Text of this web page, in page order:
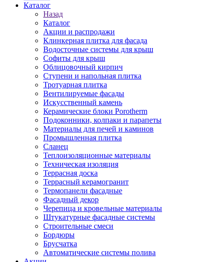
Каталог
Назад
Каталог
Акции и распродажи
Клинкерная плитка для фасада
Водосточные системы для крыш
Софиты для крыш
Облицовочный кирпич
Ступени и напольная плитка
Тротуарная плитка
Вентилируемые фасады
Искусственный камень
Керамические блоки Porotherm
Подоконники, колпаки и парапеты
Материалы для печей и каминов
Промышленная плитка
Сланец
Теплоизоляционные материалы
Техническая изоляция
Террасная доска
Террасный керамогранит
Термопанели фасадные
Фасадный декор
Черепица и кровельные материалы
Штукатурные фасадные системы
Строительные смеси
Бордюры
Брусчатка
Автоматические системы полива